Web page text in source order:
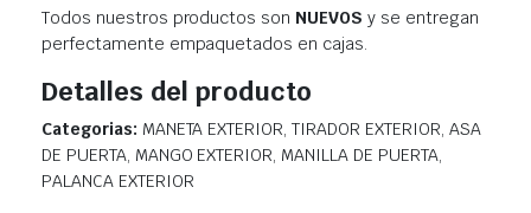
Todos nuestros productos son NUEVOS y se entregan
perfectamente empaquetados en cajas.
Detalles del producto
Categorias: MANETA EXTERIOR, TIRADOR EXTERIOR, ASA
DE PUERTA, MANGO EXTERIOR, MANILLA DE PUERTA,
PALANCA EXTERIOR